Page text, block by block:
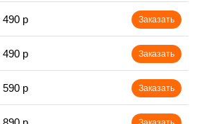
490 р Заказать
490 р Заказать
590 р Заказать